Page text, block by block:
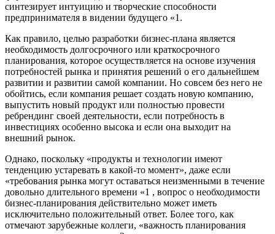
синтезирует интуицию и творческие способности
предпринимателя в видении будущего «1.
Как правило, целью разработки бизнес-плана является
необходимость долгосрочного или краткосрочного
планирования, которое осуществляется на основе изучения
потребностей рынка и принятия решений о его дальнейшем
развитии и развитии самой компании. Но совсем без него не
обойтись, если компания решает создать новую компанию,
выпустить новый продукт или полностью провести
ребрендинг своей деятельности, если потребность в
инвестициях особенно высока и если она выходит на
внешний рынок.
Однако, поскольку «продукты и технологии имеют
тенденцию устаревать в какой-то момент», даже если
«требования рынка могут оставаться неизменными в течение
довольно длительного времени «1 , вопрос о необходимости
бизнес-планирования действительно может иметь
исключительно положительный ответ. Более того, как
отмечают зарубежные коллеги, «важность планирования